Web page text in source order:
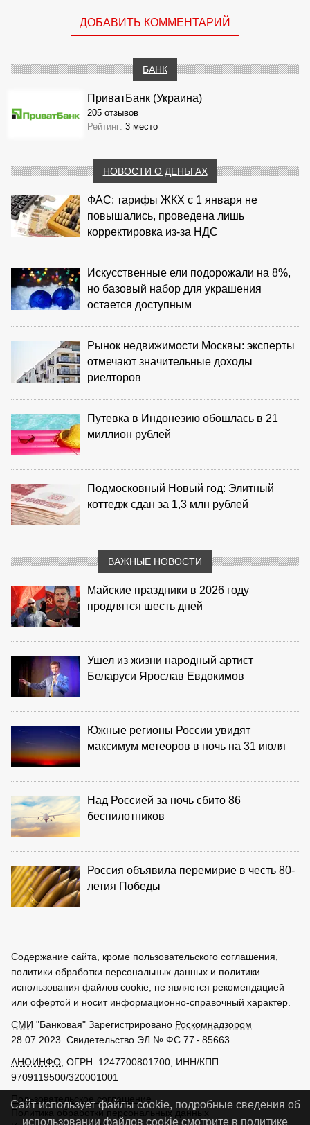
ДОБАВИТЬ КОММЕНТАРИЙ
БАНК
ПриватБанк (Украина)
205 отзывов
Рейтинг: 3 место
НОВОСТИ О ДЕНЬГАХ
ФАС: тарифы ЖКХ с 1 января не
повышались, проведена лишь
корректировка из‑за НДС
Искусственные ели подорожали на 8%,
но базовый набор для украшения
остается доступным
Рынок недвижимости Москвы: эксперты
отмечают значительные доходы
риелторов
Путевка в Индонезию обошлась в 21
миллион рублей
Подмосковный Новый год: Элитный
коттедж сдан за 1,3 млн рублей
ВАЖНЫЕ НОВОСТИ
Майские праздники в 2026 году
продлятся шесть дней
Ушел из жизни народный артист
Беларуси Ярослав Евдокимов
Южные регионы России увидят
максимум метеоров в ночь на 31 июля
Над Россией за ночь сбито 86
беспилотников
Россия объявила перемирие в честь 80-
летия Победы
Содержание сайта, кроме пользовательского соглашения,
политики обработки персональных данных и политики
использования файлов cookie, не является рекомендацией
или офертой и носит информационно-справочный характер.
СМИ "Банковая" Зарегистрировано Роскомнадзором
28.07.2023. Свидетельство ЭЛ № ФС 77 - 85663
АНОИНФО; ОГРН: 1247700801700; ИНН/КПП:
9709119500/320001001
Пользовательское соглашение
Политика обработки персональных данных
Сайт использует файлы cookie, подробные сведения об
использовании файлов cookie смотрите в политике